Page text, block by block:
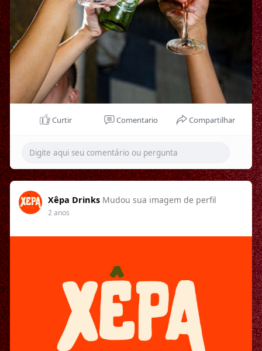
Curtir Comentario Compartilhar
Xêpa Drinks Mudou sua imagem de perfil
2 anos